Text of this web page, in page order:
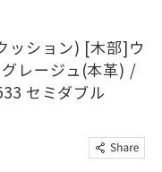
ッション) [木部]ウ
レージュ(本革) /
セミダブル